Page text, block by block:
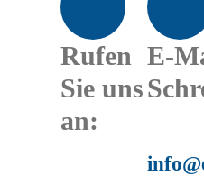
Rufen
Sie uns
an:
E-